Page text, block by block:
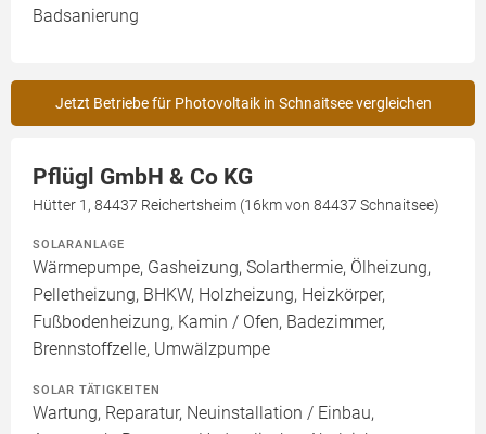
Badsanierung
Jetzt Betriebe für Photovoltaik in Schnaitsee vergleichen
Pflügl GmbH & Co KG
Hütter 1, 84437 Reichertsheim (16km von 84437 Schnaitsee)
SOLARANLAGE
Wärmepumpe, Gasheizung, Solarthermie, Ölheizung,
Pelletheizung, BHKW, Holzheizung, Heizkörper,
Fußbodenheizung, Kamin / Ofen, Badezimmer,
Brennstoffzelle, Umwälzpumpe
SOLAR TÄTIGKEITEN
Wartung, Reparatur, Neuinstallation / Einbau,